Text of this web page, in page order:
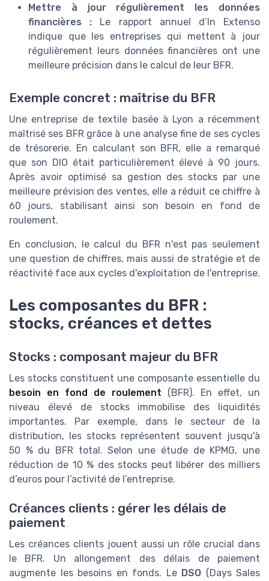
Mettre à jour régulièrement les données
financières : Le rapport annuel d’In Extenso
indique que les entreprises qui mettent à jour
régulièrement leurs données financières ont une
meilleure précision dans le calcul de leur BFR.
Exemple concret : maîtrise du BFR
Une entreprise de textile basée à Lyon a récemment
maîtrisé ses BFR grâce à une analyse fine de ses cycles
de trésorerie. En calculant son BFR, elle a remarqué
que son DIO était particulièrement élevé à 90 jours.
Après avoir optimisé sa gestion des stocks par une
meilleure prévision des ventes, elle a réduit ce chiffre à
60 jours, stabilisant ainsi son besoin en fond de
roulement.
En conclusion, le calcul du BFR n'est pas seulement
une question de chiffres, mais aussi de stratégie et de
réactivité face aux cycles d'exploitation de l'entreprise.
Les composantes du BFR :
stocks, créances et dettes
Stocks : composant majeur du BFR
Les stocks constituent une composante essentielle du
besoin en fond de roulement (BFR). En effet, un
niveau élevé de stocks immobilise des liquidités
importantes. Par exemple, dans le secteur de la
distribution, les stocks représentent souvent jusqu'à
50 % du BFR total. Selon une étude de KPMG, une
réduction de 10 % des stocks peut libérer des milliers
d’euros pour l’activité de l’entreprise.
Créances clients : gérer les délais de
paiement
Les créances clients jouent aussi un rôle crucial dans
le BFR. Un allongement des délais de paiement
augmente les besoins en fonds. Le DSO (Days Sales